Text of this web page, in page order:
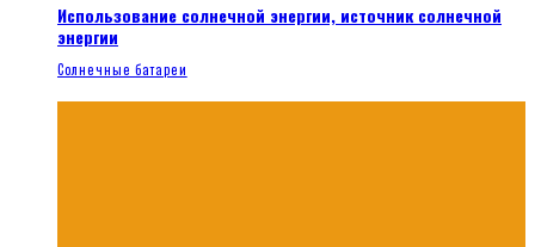
Использование солнечной энергии, источник солнечной
энергии
Солнечные батареи